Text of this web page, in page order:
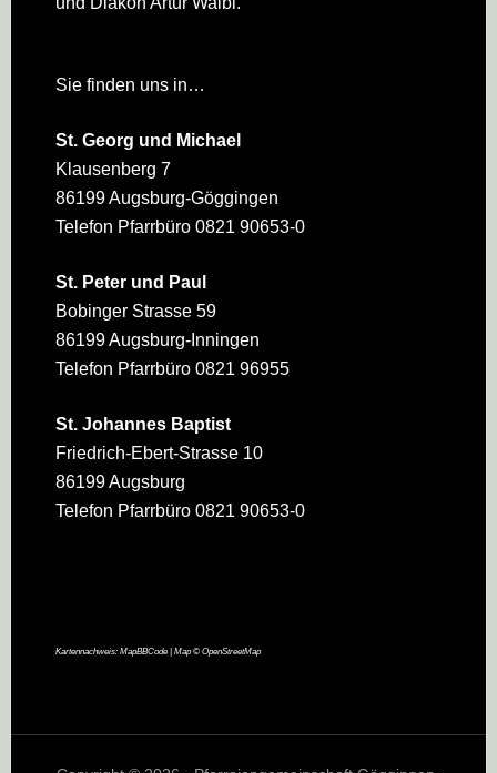
Sie finden uns in…
St. Georg und Michael
Klausenberg 7
86199 Augsburg-Göggingen
Telefon Pfarrbüro 0821 90653-0
St. Peter und Paul
Bobinger Strasse 59
86199 Augsburg-Inningen
Telefon Pfarrbüro 0821 96955
St. Johannes Baptist
Friedrich-Ebert-Strasse 10
86199 Augsburg
Telefon Pfarrbüro 0821 90653-0
Kartennachweis: MapBBCode| Map © OpenStreetMap